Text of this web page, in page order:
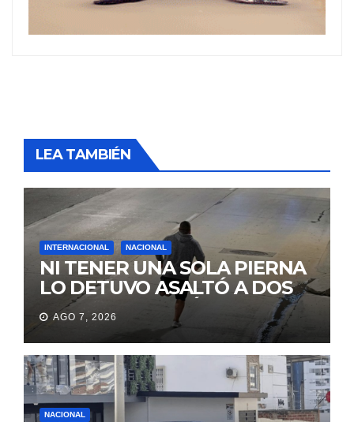
LEA TAMBIÉN
INTERNACIONAL NACIONAL
NI TENER UNA SOLA PIERNA
LO DETUVO ASALTÓ A DOS
MUJERES Y HUYÓ
BRINCANDO.
AGO 7, 2026
NACIONAL